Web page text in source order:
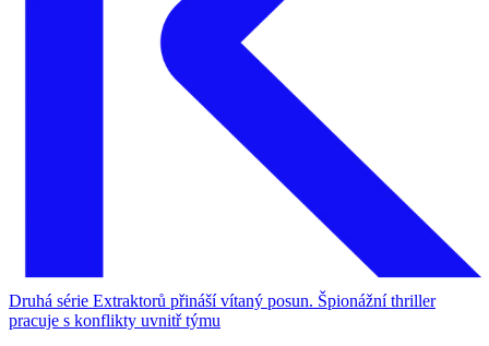
Druhá série Extraktorů přináší vítaný posun. Špionážní thriller
pracuje s konflikty uvnitř týmu